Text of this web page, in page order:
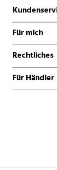
Für mich
Rechtliches
Für Händler